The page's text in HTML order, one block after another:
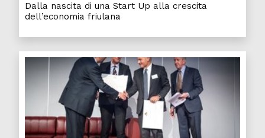
Dalla nascita di una Start Up alla crescita
dell’economia friulana